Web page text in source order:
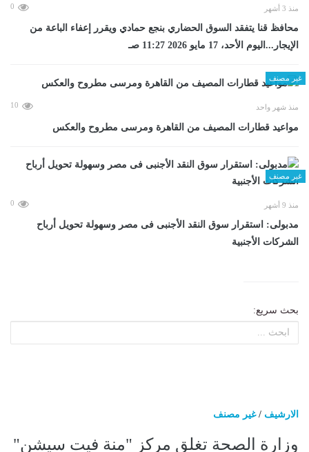
منذ 3 أشهر 0
محافظ قنا يتفقد السوق الحضاري بنجع حمادي ويقرر إعفاء الباعة من
الإيجار...اليوم الأحد، 17 مايو 2026 11:27 صـ
غير مصنف
منذ شهر واحد 10
مواعيد قطارات المصيف من القاهرة ومرسى مطروح والعكس
غير مصنف
منذ 9 أشهر 0
مدبولى: استقرار سوق النقد الأجنبى فى مصر وسهولة تحويل أرباح
الشركات الأجنبية
بحث سريع:
الارشيف /غير مصنف
وزارة الصحة تغلق مركز "منة فيت سيشن"